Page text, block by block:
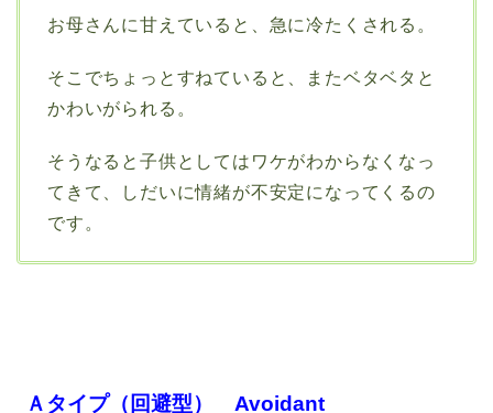
お母さんに甘えていると、急に冷たくされる。
そこでちょっとすねていると、またベタベタと
かわいがられる。
そうなると子供としてはワケがわからなくなっ
てきて、しだいに情緒が不安定になってくるの
です。
Ａタイプ（回避型） Avoidant